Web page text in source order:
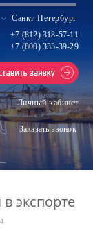
Санкт-Петербург
Заказать звонок
+7 (812) 318-57-11
+7 (800) 333-39-29
Личный кабинет
экспорте